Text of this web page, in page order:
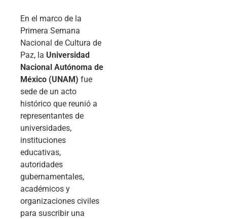
En el marco de la
Primera Semana
Nacional de Cultura de
Paz, la Universidad
Nacional Autónoma de
México (UNAM) fue
sede de un acto
histórico que reunió a
representantes de
universidades,
instituciones
educativas,
autoridades
gubernamentales,
académicos y
organizaciones civiles
para suscribir una